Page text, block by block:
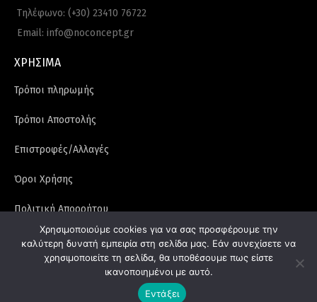
Τηλέφωνο: (+30) 23410 76722
Email: info@noconcept.gr
ΧΡΗΣΙΜΑ
Τρόποι πληρωμής
Τρόποι Αποστολής
Επιστροφές/Αλλαγές
Όροι Χρήσης
Πολιτική Απορρήτου
Κάντε εγγραφή στο newsletter μας και κερδίστε -5% στην πρώτη σας online
παραγγελία
Χρησιμοποιούμε cookies για να σας προσφέρουμε την
καλύτερη δυνατή εμπειρία στη σελίδα μας. Εάν συνεχίσετε να
χρησιμοποιείτε τη σελίδα, θα υποθέσουμε πως είστε
ικανοποιημένοι με αυτό.
Εντάξει